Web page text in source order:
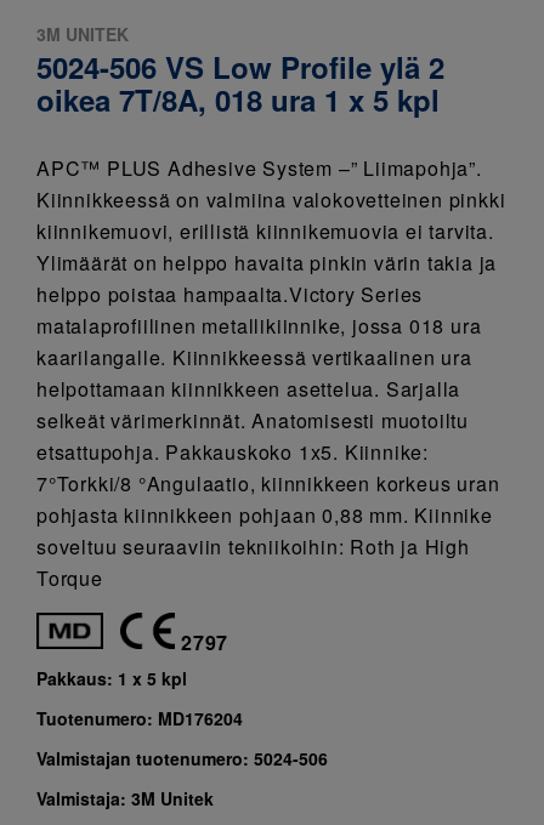
3M UNITEK
5024-506 VS Low Profile ylä 2
oikea 7T/8A, 018 ura 1 x 5 kpl
APC™ PLUS Adhesive System –” Liimapohja”.
Kiinnikkeessä on valmiina valokovetteinen pinkki
kiinnikemuovi, erillistä kiinnikemuovia ei tarvita.
Ylimäärät on helppo havaita pinkin värin takia ja
helppo poistaa hampaalta.Victory Series
matalaprofiilinen metallikiinnike, jossa 018 ura
kaarilangalle. Kiinnikkeessä vertikaalinen ura
helpottamaan kiinnikkeen asettelua. Sarjalla
selkeät värimerkinnät. Anatomisesti muotoiltu
etsattupohja. Pakkauskoko 1x5. Kiinnike:
7°Torkki/8 °Angulaatio, kiinnikkeen korkeus uran
pohjasta kiinnikkeen pohjaan 0,88 mm. Kiinnike
soveltuu seuraaviin tekniikoihin: Roth ja High
Torque
2797
Pakkaus: 1 x 5 kpl
Tuotenumero: MD176204
Valmistajan tuotenumero: 5024-506
Valmistaja: 3M Unitek